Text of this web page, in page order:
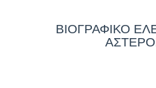
ΒΙΟΓΡΑΦΙΚΟ